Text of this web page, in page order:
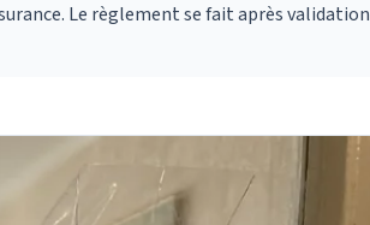
Le règlement se fait après validation